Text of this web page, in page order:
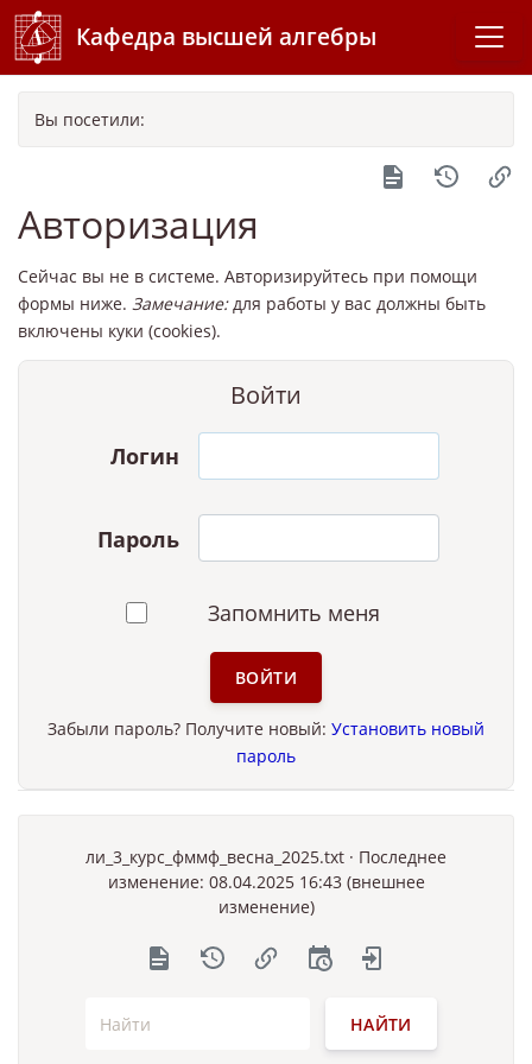
Кафедра высшей алгебры
Вы посетили:
Авторизация
Сейчас вы не в системе. Авторизируйтесь при помощи
формы ниже. Замечание:для работы у вас должны быть
включены куки (cookies).
Войти
Логин
Пароль
Запомнить меня
ВОЙТИ
Забыли пароль? Получите новый: Установить новый
пароль
ли_3_курс_фммф_весна_2025.txt · Последнее
изменение: 08.04.2025 16:43 (внешнее
изменение)
НАЙТИ